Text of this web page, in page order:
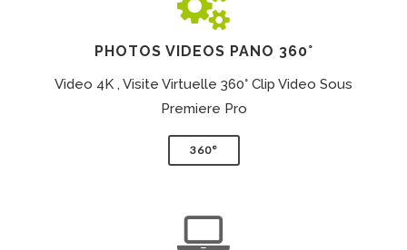
PHOTOS VIDEOS PANO 360°
Video 4K , Visite Virtuelle 360° Clip Video Sous
Premiere Pro
360°